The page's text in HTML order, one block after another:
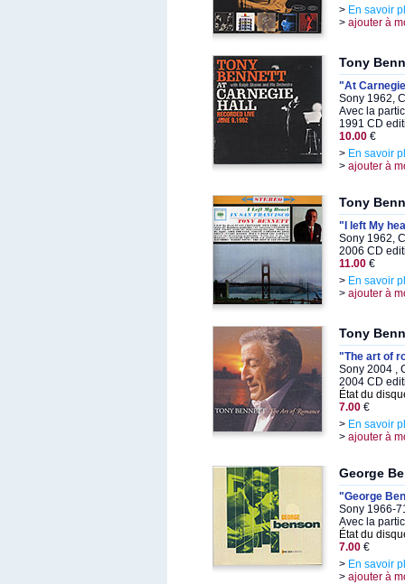
> En savoir
> ajouter à
Tony
"At
Sony 1962,
Avec la
1991 CD
10.00 €
> En savoir
> ajouter à
Tony
"I left My
Sony 1962,
2006 CD
11.00 €
> En savoir
> ajouter à
Tony
"The art of
Sony 2004 ,
2004 CD
État du
7.00 €
> En savoir
> ajouter à
George
"George
Sony 1966-
Avec la
État du
7.00 €
> En savoir
> ajouter à